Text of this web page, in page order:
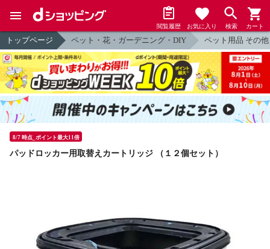
閲覧履歴 お気に入り 検索 カート
トップページ ペット・花・ガーデニング・DIY ペット用品 その他
8/7 時点_ポイント最大11倍
パッドロッカー用取替えカートリッジ （１２個セット）